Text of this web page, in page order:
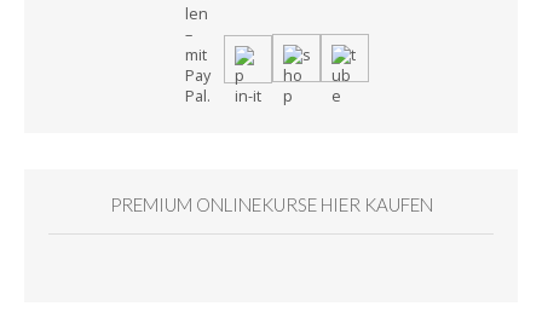
PREMIUM ONLINEKURSE HIER KAUFEN